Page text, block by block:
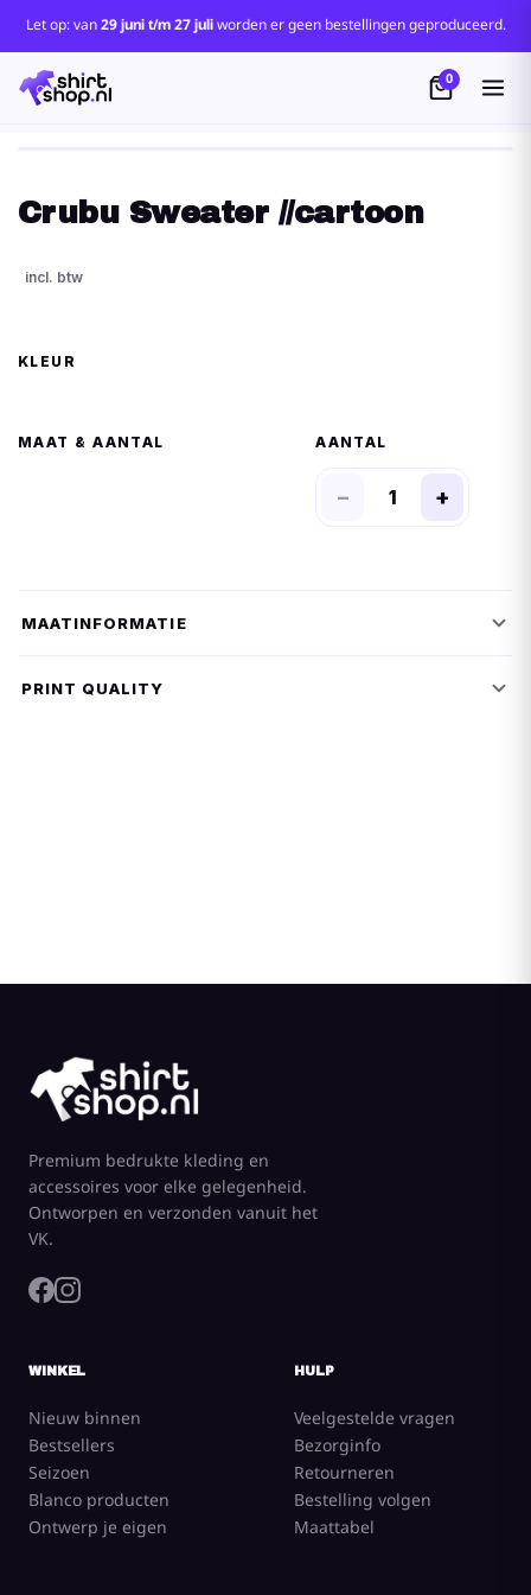
Let op: van29 juni t/m 27 juliworden er geen bestellingen geproduceerd.
0
Crubu Sweater //cartoon
MAAT
− +
MAATINFORMATIE
PRINT QUALITY
Premium bedrukte kleding en
accessoires voor elke gelegenheid.
Ontworpen en verzonden vanuit het
VK.
WINKEL
Nieuw binnen
Bestsellers
Seizoen
Blanco producten
Ontwerp je eigen
HULP
Veelgestelde vragen
Bezorginfo
Retourneren
Bestelling volgen
Maattabel